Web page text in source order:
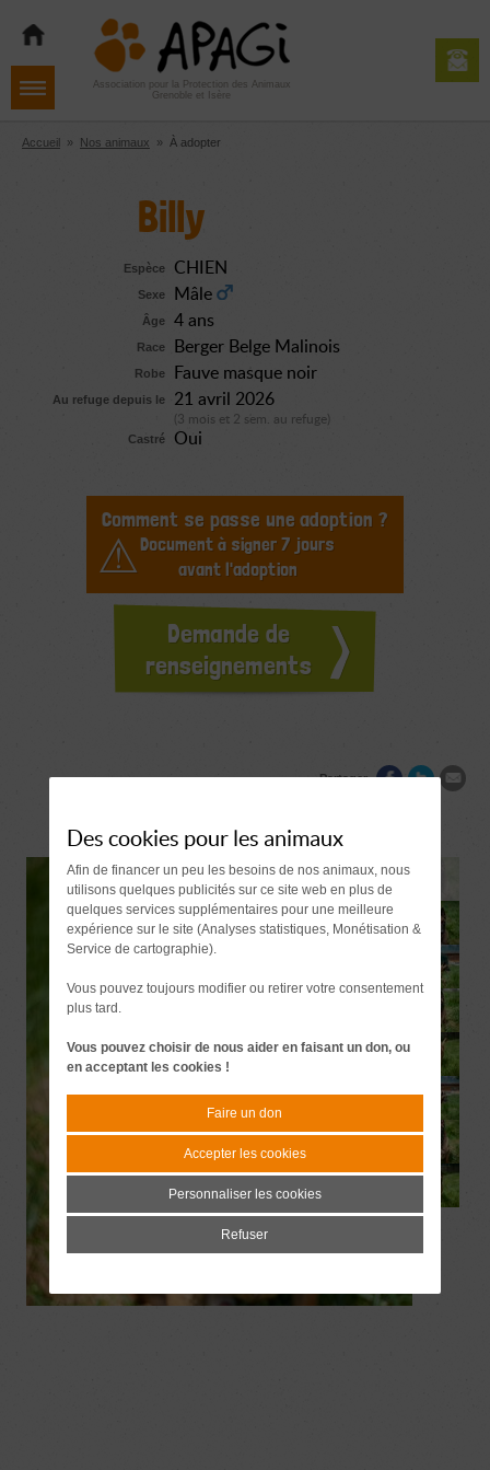
navigation
contenu
Aller
pied
de
Association pour la Protection des Animaux
Grenoble et Isère
Accueil » Nos animaux » À adopter
Billy
Espèce CHIEN
Sexe Mâle
Âge 4 ans
Race Berger Belge Malinois
Robe Fauve masque noir
Au refuge depuis le 21 avril 2026
(3 mois et 2 sem. au refuge)
Castré
Oui
Comment se passe une adoption ?
Document à signer 7 jours
avant l'adoption
Demande de
renseignements
Partager
Des cookies pour les animaux
Afin de financer un peu les besoins de nos animaux, nous
utilisons quelques publicités sur ce site web en plus de
quelques services supplémentaires pour une meilleure
expérience sur le site (Analyses statistiques, Monétisation &
Service de cartographie).
Vous pouvez toujours modifier ou retirer votre consentement
plus tard.
Vous pouvez choisir de nous aider en faisant un don, ou
en acceptant les cookies !
Faire un don
Accepter les cookies
Personnaliser les cookies
Refuser